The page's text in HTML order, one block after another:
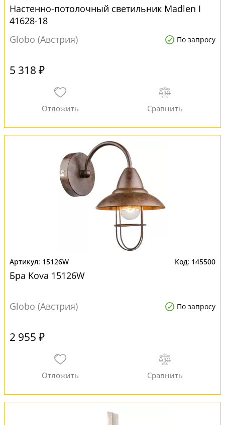
Настенно-потолочный светильник Madlen I
41628-18
Globo (Австрия)
По запросу
5 318 ₽
15126W 145500
Бра Kova 15126W
Globo (Австрия) По запросу
2 955 ₽